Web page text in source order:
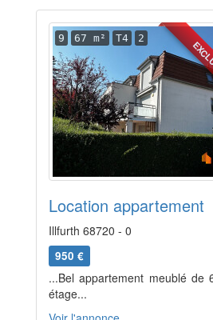
9 67 m² T4 2
Location appartement
Illfurth 68720 - 0
950 €
...Bel appartement meublé de
étage...